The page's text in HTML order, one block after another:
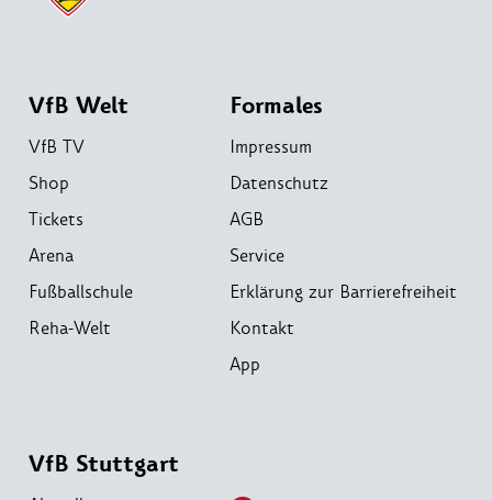
VfB Welt
VfB TV
Shop
Tickets
Arena
Fußballschule
Reha-Welt
Formales
Impressum
Datenschutz
AGB
Service
Erklärung zur Barrierefreiheit
Kontakt
App
VfB Stuttgart